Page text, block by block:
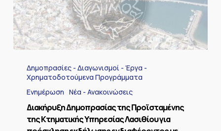
Δημοπρασίας
Προϊσταμένης
Κτηματικής
Υπηρεσίας
Λασιθίου
Δημοπρασίες - Διαγωνισμοί - Έργα -
Χρηματοδοτούμενα Προγράμματα
Ενημέρωση
Νέα - Ανακοινώσεις
Διακήρυξη Δημοπρασίας της Προϊσταμένης
της Κτηματικής Υπηρεσίας Λασιθίου για